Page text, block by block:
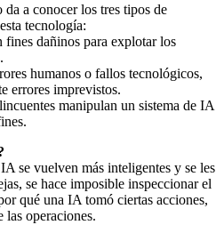
a conocer los tres tipos de
tecnología:
fines dañinos para explotar los
humanos o fallos tecnológicos,
errores imprevistos.
manipulan un sistema de IA
se vuelven más inteligentes y se les
se hace imposible inspeccionar el
qué una IA tomó ciertas acciones,
las operaciones.